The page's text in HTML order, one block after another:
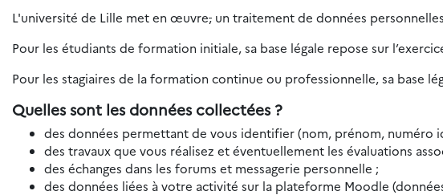
L'université de Lille met en œuvre, un traitement de données
Pour les étudiants de formation initiale, sa base légale repose sur
Pour les stagiaires de la formation continue ou professionnelle, sa base
Quelles sont les données collectées ?
des données permettant de vous identifier (nom, prénom, numéro
des travaux que vous réalisez et éventuellement les évaluations
des échanges dans les forums et messagerie personnelle ;
des données liées à votre activité sur la plateforme Moodle